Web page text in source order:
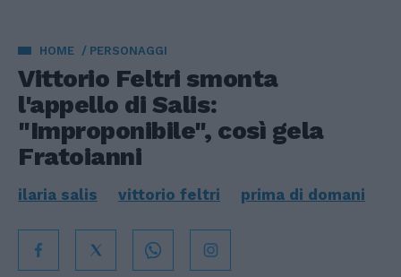
HOME PERSONAGGI
Vittorio Feltri smonta
l'appello di Salis:
"Improponibile", così gela
Fratoianni
ilaria salis vittorio feltri prima di domani